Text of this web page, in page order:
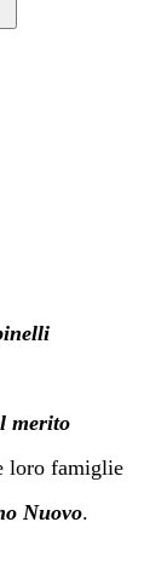
merito
loro famiglie
Nuovo.